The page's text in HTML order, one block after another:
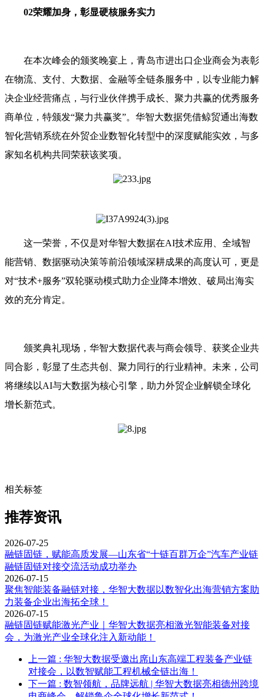
02荣耀加身，彰显硬核服务实力
在本次峰会的颁奖晚宴上，青岛市进出口企业商会为表彰
在物流、支付、大数据、金融等全链条服务中，以专业能力解
决企业经营痛点，与行业伙伴携手成长、聚力共赢的优秀服务
商单位，特颁发“聚力共赢奖”。华智大数据凭借鲸贸通出海数
智化营销系统在外贸企业数智化转型中的深度赋能实效，与多
家知名机构共同荣获该奖项。
这一荣誉，不仅是对华智大数据在AI技术应用、全域智
能营销、数据驱动决策等前沿领域深耕成果的高度认可，更是
对“技术+服务”双轮驱动模式助力企业降本增效、破局出海实
效的充分肯定。
颁奖典礼现场，华智大数据代表与商会领导、获奖企业共
同合影，彰显了生态共创、聚力同行的行业精神。未来，公司
将继续以AI与大数据为核心引擎，助力外贸企业解锁全球化
增长新范式。
相关标签
推荐资讯
2026-07-25
融链固链，赋能高质发展—山东省“十链百群万企”汽车产业链
融链固链对接交流活动成功举办
2026-07-15
聚焦智能装备融链对接，华智大数据以数智化出海营销方案助
力装备企业出海拓全球！
2026-07-15
融链固链赋能激光产业｜华智大数据亮相激光智能装备对接
会，为激光产业全球化注入新动能！
上一篇 : 华智大数据受邀出席山东高端工程装备产业链
对接会，以数智赋能工程机械全链出海！
下一篇 : 数智领航，品牌远航 | 华智大数据亮相德州跨境